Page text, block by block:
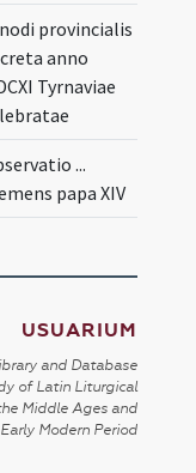
provincialis
anno
Tyrnaviae
...
papa XIV
USUARIUM
and Database
of Latin Liturgical
Middle Ages and
Early Modern Period